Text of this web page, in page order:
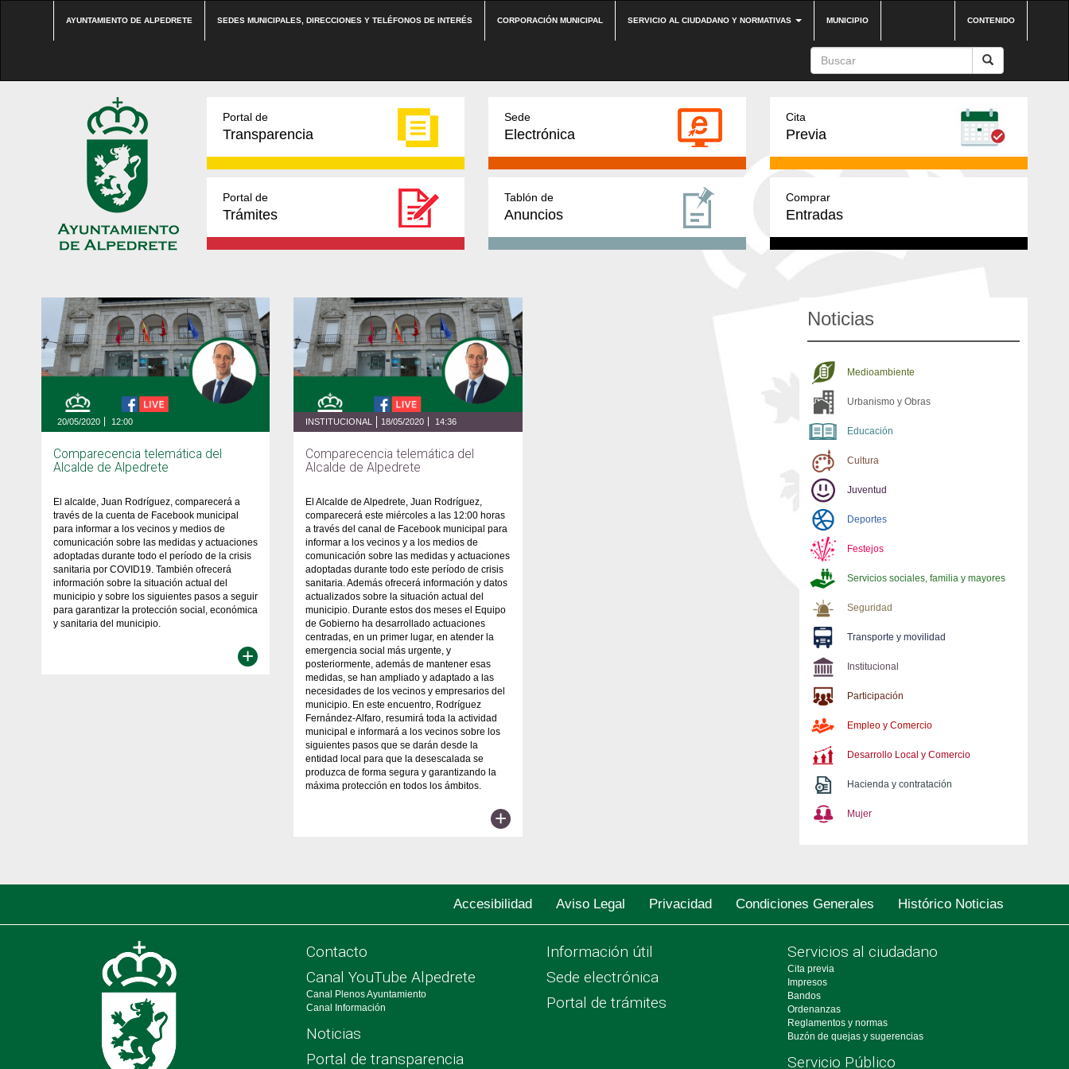
AYUNTAMIENTO DE ALPEDRETE SEDES MUNICIPALES, DIRECCIONES Y TELÉFONOS DE INTERÉS CORPORACIÓN MUNICIPAL SERVICIO AL CIUDADANO Y NORMATIVAS MUNICIPIO CONTENIDO
Portal de
Transparencia
Sede
Electrónica
Cita
Previa
Portal de
Trámites
Tablón de
Anuncios
Comprar
Entradas
20/05/2020 12:00
Comparecencia telemática del
Alcalde de Alpedrete
El alcalde, Juan Rodríguez, comparecerá a
través de la cuenta de Facebook municipal
para informar a los vecinos y medios de
comunicación sobre las medidas y actuaciones
adoptadas durante todo el período de la crisis
sanitaria por COVID19. También ofrecerá
información sobre la situación actual del
municipio y sobre los siguientes pasos a seguir
para garantizar la protección social, económica
y sanitaria del municipio.
+
INSTITUCIONAL 18/05/2020 14:36
Comparecencia telemática del
Alcalde de Alpedrete
El Alcalde de Alpedrete, Juan Rodríguez,
comparecerá este miércoles a las 12:00 horas
a través del canal de Facebook municipal para
informar a los vecinos y a los medios de
comunicación sobre las medidas y actuaciones
adoptadas durante todo este período de crisis
sanitaria. Además ofrecerá información y datos
actualizados sobre la situación actual del
municipio. Durante estos dos meses el Equipo
de Gobierno ha desarrollado actuaciones
centradas, en un primer lugar, en atender la
emergencia social más urgente, y
posteriormente, además de mantener esas
medidas, se han ampliado y adaptado a las
necesidades de los vecinos y empresarios del
municipio. En este encuentro, Rodríguez
Fernández-Alfaro, resumirá toda la actividad
municipal e informará a los vecinos sobre los
siguientes pasos que se darán desde la
entidad local para que la desescalada se
produzca de forma segura y garantizando la
máxima protección en todos los ámbitos.
+
Noticias
Medioambiente
Urbanismo y Obras
Educación
Cultura
Juventud
Deportes
Festejos
Servicios sociales, familia y mayores
Seguridad
Transporte y movilidad
Institucional
Participación
Empleo y Comercio
Desarrollo Local y Comercio
Hacienda y contratación
Mujer
Accesibilidad Aviso Legal Privacidad Condiciones Generales Histórico Noticias
Contacto
Canal YouTube Alpedrete
Canal Plenos Ayuntamiento
Canal Información
Noticias
Portal de transparencia
Información útil
Sede electrónica
Portal de trámites
Servicios al ciudadano
Cita previa
Impresos
Bandos
Ordenanzas
Reglamentos y normas
Buzón de quejas y sugerencias
Servicio Público